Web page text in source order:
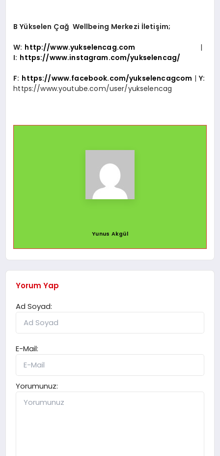
B Yükselen Çağ Wellbeing Merkezi İletişim;
W: http://www.yukselencag.com |
I: https://www.instagram.com/yukselencag/
F: https://www.facebook.com/yukselencagcom |Y:
https://www.youtube.com/user/yukselencag
Yunus Akgül
Yorum Yap
Ad Soyad:
E-Mail:
Yorumunuz: